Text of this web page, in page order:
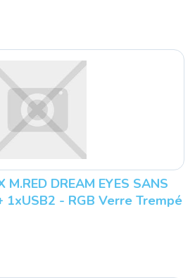
M.RED DREAM EYES SANS
1xUSB2 - RGB Verre Trempé